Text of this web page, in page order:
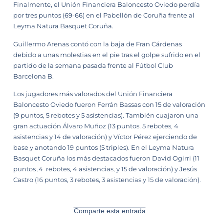
Finalmente, el Unión Financiera Baloncesto Oviedo perdía
por tres puntos (69-66) en el Pabellón de Coruña frente al
Leyma Natura Basquet Coruña.
Guillermo Arenas contó con la baja de Fran Cárdenas
debido a unas molestias en el pie tras el golpe sufrido en el
partido de la semana pasada frente al Fútbol Club
Barcelona B.
Los jugadores más valorados del Unión Financiera
Baloncesto Oviedo fueron Ferrán Bassas con 15 de valoración
(9 puntos, 5 rebotes y 5 asistencias). También cuajaron una
gran actuación Álvaro Muñoz (13 puntos, 5 rebotes, 4
asistencias y 14 de valoración) y Víctor Pérez ejerciendo de
base y anotando 19 puntos (5 triples). En el Leyma Natura
Basquet Coruña los más destacados fueron David Ogirri (11
puntos ,4 rebotes, 4 asistencias, y 15 de valoración) y Jesús
Castro (16 puntos, 3 rebotes, 3 asistencias y 15 de valoración).
Comparte esta entrada